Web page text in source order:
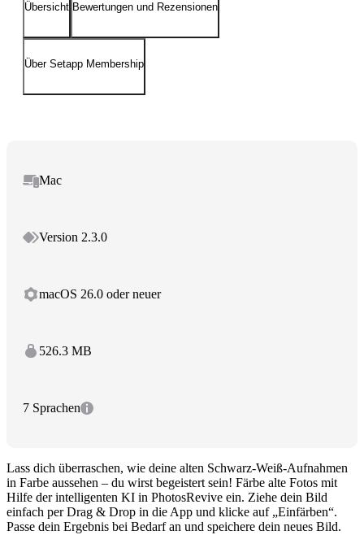
Übersicht Bewertungen und Rezensionen
Über Setapp Membership
Mac
Version 2.3.0
macOS 26.0 oder neuer
526.3 MB
7 Sprachen
Lass dich überraschen, wie deine alten Schwarz-Weiß-Aufnahmen
in Farbe aussehen – du wirst begeistert sein! Färbe alte Fotos mit
Hilfe der intelligenten KI in PhotosRevive ein. Ziehe dein Bild
einfach per Drag & Drop in die App und klicke auf „Einfärben“.
Passe dein Ergebnis bei Bedarf an und speichere dein neues Bild.